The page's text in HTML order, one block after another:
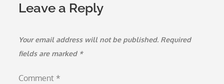
Leave a Reply
Your email address will not be published. Required
fields are marked *
Comment *